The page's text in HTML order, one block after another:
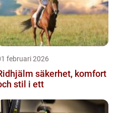
februari 2026
säkerhet, komfort
stil i ett